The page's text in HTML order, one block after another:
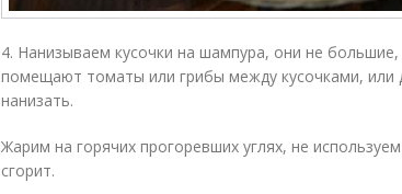
4. Нанизываем кусочки на шампура, они не
помещают томаты или грибы между кусочками, или
нанизать.
Жарим на горячих прогоревших углях, не
сгорит.